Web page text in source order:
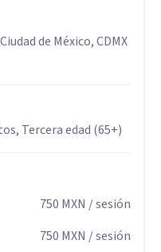
de escucha
puedas sentirte en
de psicología (UNAM),
de México, CDMX
Tercera edad (65+)
750 MXN / sesión
750 MXN / sesión